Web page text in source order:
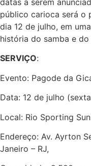
datas a serem
público carioca será o
dia 12 de julho, em
história do samba e do
SERVIÇO:
Evento: Pagode da
Data: 12 de julho
Local: Rio Sporting
Endereço: Av. Ayrton
Janeiro – RJ,